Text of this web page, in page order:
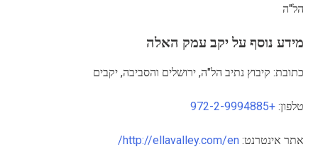
הל"ה
מידע נוסף על יקב עמק האלה
כתובת: קיבוץ נתיב הל"ה, ירושלים והסביבה, יקבים
טלפון: +972-2-9994885
אתר אינטרנט: http://ellavalley.com/en/